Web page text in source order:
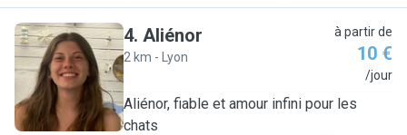
A
4. Aliénor
2 km - Lyon
à partir de
10 €
/jour
Aliénor, fiable et amour infini pour les
chats